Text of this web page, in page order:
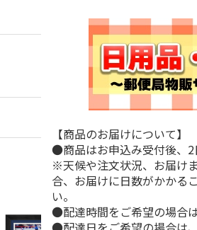
【商品のお届けについて】
●商品はお申込み受付後、2
※天候や注文状況、お届け
合、お届けに日数がかかる
い。
●配達時間をご希望の場合